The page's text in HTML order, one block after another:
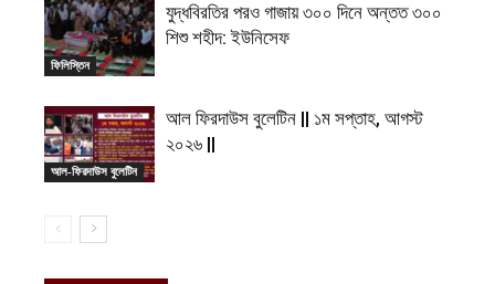
ফিলিস্তিন
যুদ্ধবিরতির পরও গাজায় ৩০০ দিনে অন্তত ৩০০
শিশু শহীদ: ইউনিসেফ
আল-ফিরদাউস বুলেটিন
আল ফিরদাউস বুলেটিন || ১ম সপ্তাহ, আগস্ট
২০২৬ ||